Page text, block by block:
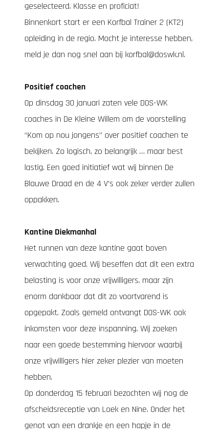
geselecteerd. Klasse en proficiat!
Binnenkort start er een Korfbal Trainer 2 (KT2)
opleiding in de regio. Mocht je interesse hebben,
meld je dan nog snel aan bij korfbal@doswk.nl.
Positief coachen
Op dinsdag 30 januari zaten vele DOS-WK
coaches in De Kleine Willem om de voorstelling
“Kom op nou jongens” over positief coachen te
bekijken. Zo logisch, zo belangrijk … maar best
lastig. Een goed initiatief wat wij binnen De
Blauwe Draad en de 4 V’s ook zeker verder zullen
oppakken.
Kantine Diekmanhal
Het runnen van deze kantine gaat boven
verwachting goed. Wij beseffen dat dit een extra
belasting is voor onze vrijwilligers, maar zijn
enorm dankbaar dat dit zo voortvarend is
opgepakt. Zoals gemeld ontvangt DOS-WK ook
inkomsten voor deze inspanning. Wij zoeken
naar een goede bestemming hiervoor waarbij
onze vrijwilligers hier zeker plezier van moeten
hebben.
Op donderdag 15 februari bezochten wij nog de
afscheidsreceptie van Loek en Nine. Onder het
genot van een drankje en een hapje in de